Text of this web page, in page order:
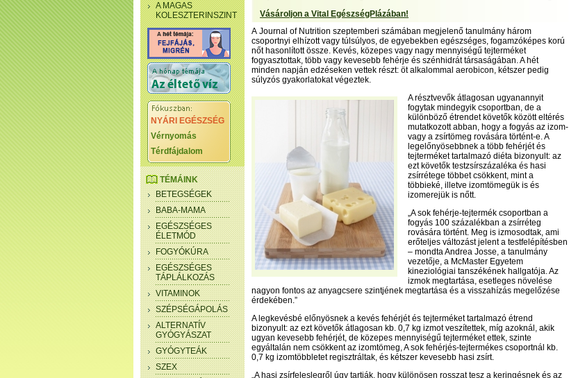
A MAGAS
KOLESZTERINSZINT
NYÁRI EGÉSZSÉG
Vérnyomás
Térdfájdalom
TÉMÁINK
BETEGSÉGEK
BABA-MAMA
EGÉSZSÉGES
ÉLETMÓD
FOGYÓKÚRA
EGÉSZSÉGES
TÁPLÁLKOZÁS
VITAMINOK
SZÉPSÉGÁPOLÁS
ALTERNATÍV
GYÓGYÁSZAT
GYÓGYTEÁK
SZEX
Vásároljon a Vital EgészségPlázában!
A Journal of Nutrition szeptemberi számában megjelenő tanulmány három
csoportnyi elhízott vagy túlsúlyos, de egyebekben egészséges, fogamzóképes korú
nőt hasonlított össze. Kevés, közepes vagy nagy mennyiségű tejterméket
fogyasztottak, több vagy kevesebb fehérje és szénhidrát társaságában. A hét
minden napján edzéseken vettek részt: öt alkalommal aerobicon, kétszer pedig
súlyzós gyakorlatokat végeztek.
A résztvevők átlagosan ugyanannyit
fogytak mindegyik csoportban, de a
különböző étrendet követők között eltérés
mutatkozott abban, hogy a fogyás az izom-
vagy a zsírtömeg rovására történt-e. A
legelőnyösebbnek a több fehérjét és
tejterméket tartalmazó diéta bizonyult: az
ezt követők testzsírszázaléka és hasi
zsírrétege többet csökkent, mint a
többieké, illetve izomtömegük is és
izomerejük is nőtt.
„A sok fehérje-tejtermék csoportban a
fogyás 100 százalékban a zsírréteg
rovására történt. Meg is izmosodtak, ami
erőteljes változást jelent a testfelépítésben
– mondta Andrea Josse, a tanulmány
vezetője, a McMaster Egyetem
kineziológiai tanszékének hallgatója. Az
izmok megtartása, esetleges növelése
nagyon fontos az anyagcsere szintjének megtartása és a visszahízás megelőzése
érdekében.”
A legkevésbé előnyösnek a kevés fehérjét és tejterméket tartalmazó étrend
bizonyult: az ezt követők átlagosan kb. 0,7 kg izmot veszítettek, míg azoknál, akik
ugyan kevesebb fehérjét, de közepes mennyiségű tejterméket ettek, szinte
egyáltalán nem csökkent az izomtömeg, A sok fehérjés-tejtermékes csoportnál kb.
0,7 kg izomtöbbletet regisztráltak, és kétszer kevesebb hasi zsírt.
„A hasi zsírfeleslegről úgy tartják, hogy különösen rosszat tesz a keringésnek és az